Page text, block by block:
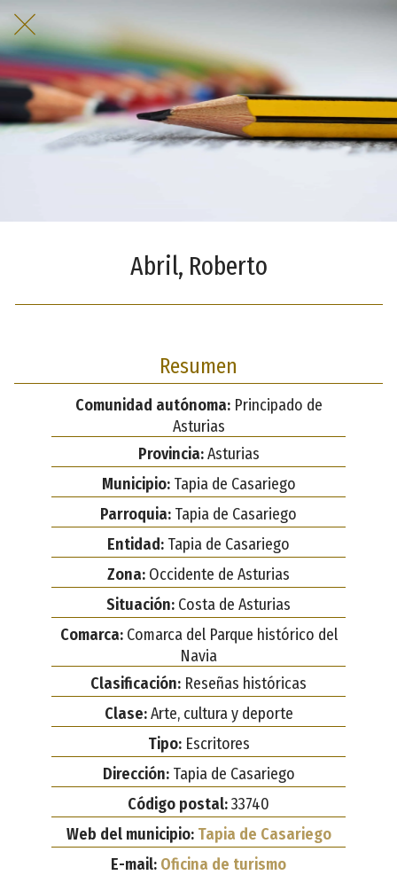
Abril, Roberto
Resumen
Comunidad autónoma:Principado de
Asturias
Provincia:Asturias
Municipio:Tapia de Casariego
Parroquia: Tapia de Casariego
Entidad: Tapia de Casariego
Zona: Occidente de Asturias
Situación: Costa de Asturias
Comarca:Comarca del Parque histórico del
Navia
Clasificación: Reseñas históricas
Clase:Arte, cultura y deporte
Tipo:Escritores
Dirección:Tapia de Casariego
Código postal:33740
Web del municipio: Tapia de Casariego
E-mail: Oficina de turismo